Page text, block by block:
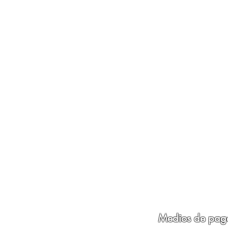
Medios de